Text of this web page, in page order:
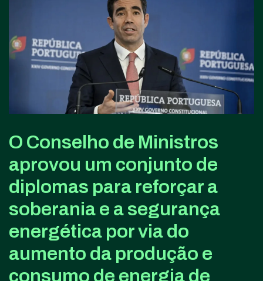
O Conselho de Ministros
aprovou um conjunto de
diplomas para reforçar a
soberania e a segurança
energética por via do
aumento da produção e
consumo de energia de